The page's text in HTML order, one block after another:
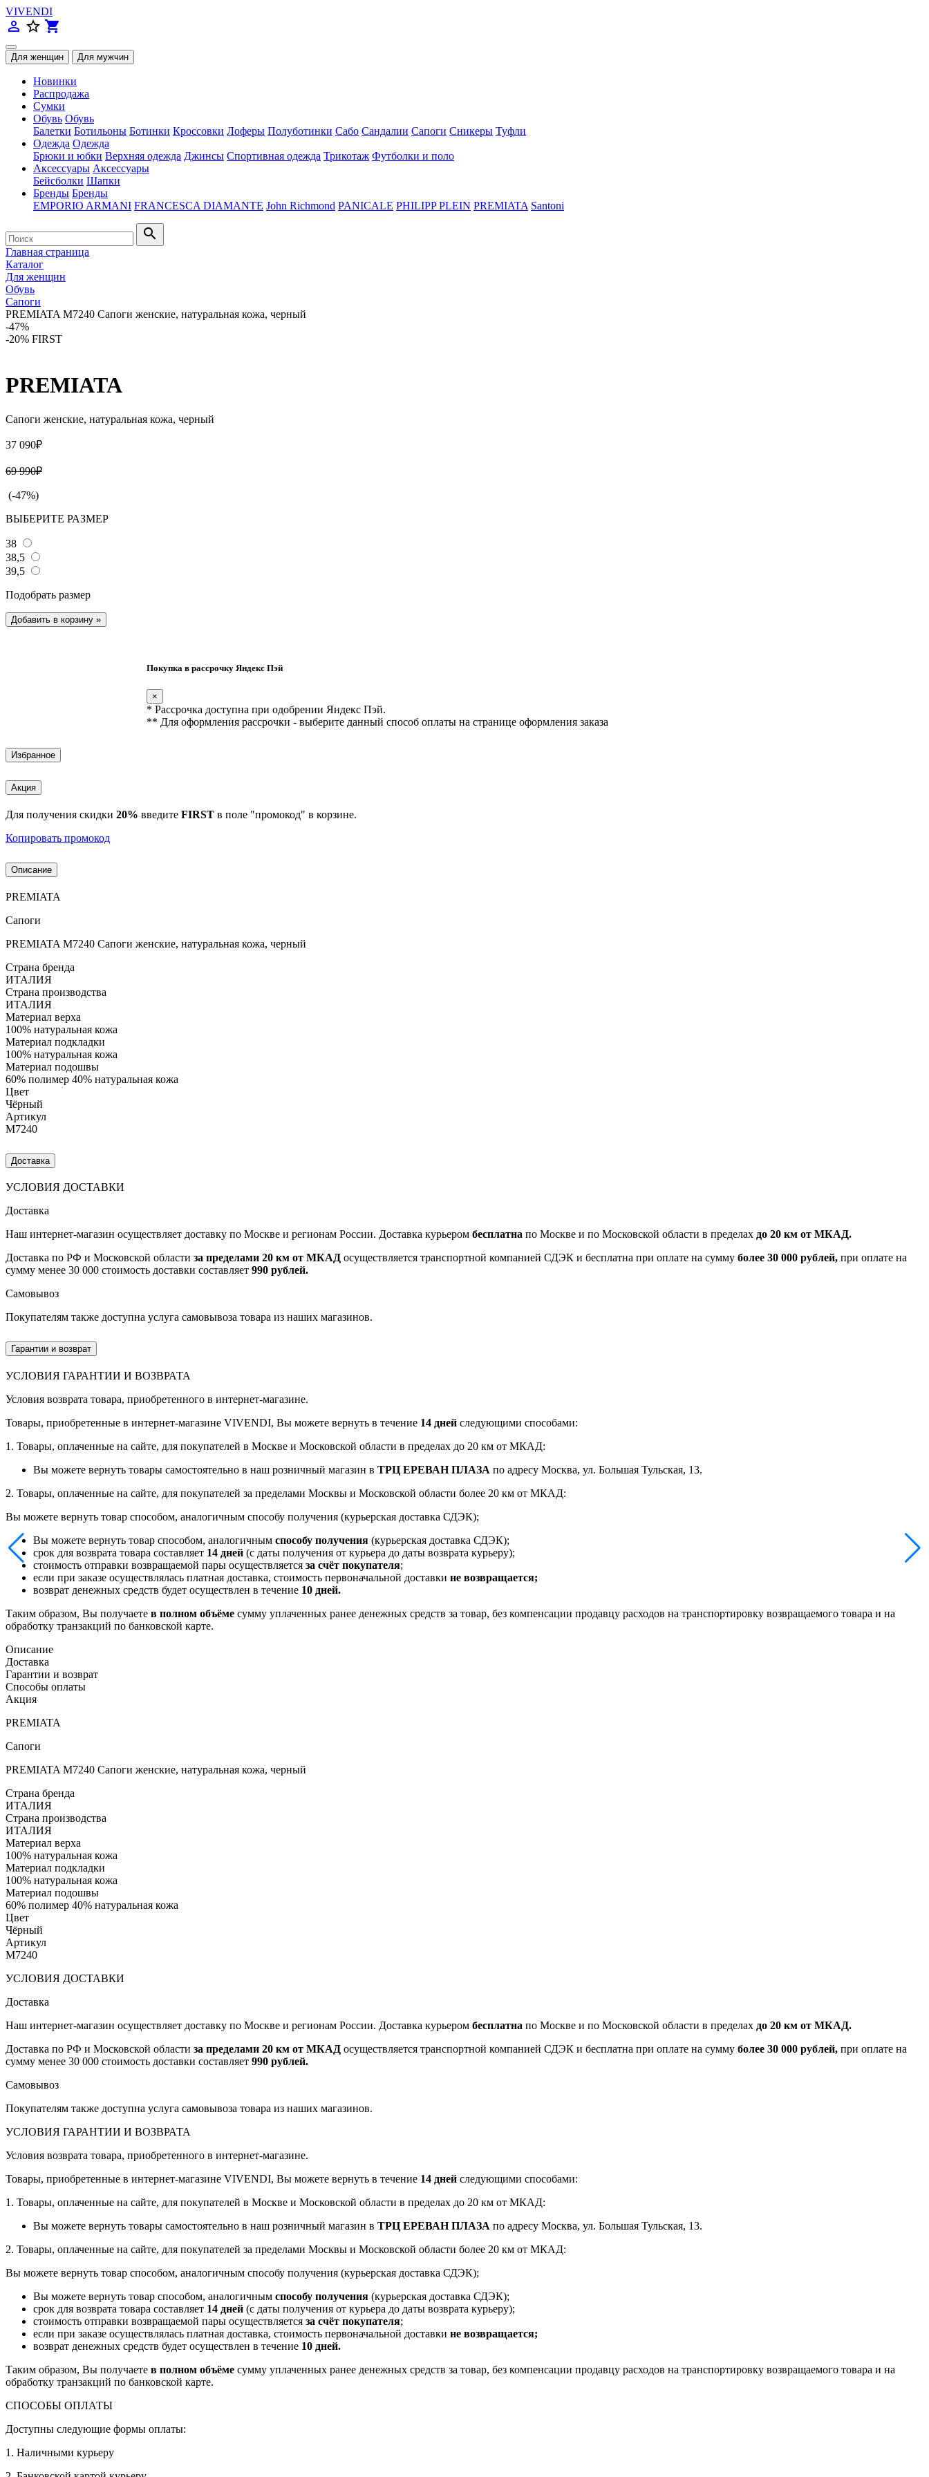
VIVENDI
person_outline star_border shopping_cart
Новинки
Распродажа
Сумки
Обувь Обувь
Балетки Ботильоны Ботинки Кроссовки Лоферы Полуботинки Сабо Сандалии Сапоги Сникеры Туфли
Одежда Одежда
Брюки и юбки Верхняя одежда Джинсы Спортивная одежда Трикотаж Футболки и поло
Аксессуары Аксессуары
Бейсболки Шапки
Бренды Бренды
EMPORIO ARMANI FRANCESCA DIAMANTE John Richmond PANICALE PHILIPP PLEIN PREMIATA Santoni
search
Главная страница
Каталог
Для женщин
Обувь
Сапоги
PREMIATA M7240 Сапоги женские, натуральная кожа, черный
-47%
-20% FIRST
PREMIATA
Сапоги женские, натуральная кожа, черный
37 090₽
69 990₽
(-47%)
ВЫБЕРИТЕ РАЗМЕР
38
38,5
39,5
Подобрать размер
Добавить в корзину »
Покупка в рассрочку Яндекс Пэй
×
* Рассрочка доступна при одобрении Яндекс Пэй.
** Для оформления рассрочки - выберите данный способ оплаты на странице оформления заказа
Избранное
Акция
Для получения скидки 20% введите FIRST в поле "промокод" в корзине.
Копировать промокод
Описание
PREMIATA
Сапоги
PREMIATA M7240 Сапоги женские, натуральная кожа, черный
Страна бренда
ИТАЛИЯ
Страна производства
ИТАЛИЯ
Материал верха
100% натуральная кожа
Материал подкладки
100% натуральная кожа
Материал подошвы
60% полимер 40% натуральная кожа
Цвет
Чёрный
Артикул
M7240
Доставка
УСЛОВИЯ ДОСТАВКИ
Доставка
Наш интернет-магазин осуществляет доставку по Москве и регионам России. Доставка курьером бесплатна по Москве и по Московской области в пределах до 20 км от МКАД.
Доставка по РФ и Московской области за пределами 20 км от МКАД осуществляется транспортной компанией СДЭК и бесплатна при оплате на сумму более 30 000 рублей, при оплате на
сумму менее 30 000 стоимость доставки составляет 990 рублей.
Самовывоз
Покупателям также доступна услуга самовывоза товара из наших магазинов.
Гарантии и возврат
УСЛОВИЯ ГАРАНТИИ И ВОЗВРАТА
Условия возврата товара, приобретенного в интернет-магазине.
Товары, приобретенные в интернет-магазине VIVENDI, Вы можете вернуть в течение 14 дней следующими способами:
1. Товары, оплаченные на сайте, для покупателей в Москве и Московской области в пределах до 20 км от МКАД:
Вы можете вернуть товары самостоятельно в наш розничный магазин в ТРЦ ЕРЕВАН ПЛАЗА по адресу Москва, ул. Большая Тульская, 13.
2. Товары, оплаченные на сайте, для покупателей за пределами Москвы и Московской области более 20 км от МКАД:
Вы можете вернуть товар способом, аналогичным способу получения (курьерская доставка СДЭК);
Вы можете вернуть товар способом, аналогичным способу получения (курьерская доставка СДЭК);
срок для возврата товара составляет 14 дней (с даты получения от курьера до даты возврата курьеру);
стоимость отправки возвращаемой пары осуществляется за счёт покупателя;
если при заказе осуществлялась платная доставка, стоимость первоначальной доставки не возвращается;
возврат денежных средств будет осуществлен в течение 10 дней.
Таким образом, Вы получаете в полном объёме сумму уплаченных ранее денежных средств за товар, без компенсации продавцу расходов на транспортировку возвращаемого товара и на
обработку транзакций по банковской карте.
Описание
Доставка
Гарантии и возврат
Способы оплаты
Акция
PREMIATA
Сапоги
PREMIATA M7240 Сапоги женские, натуральная кожа, черный
Страна бренда
ИТАЛИЯ
Страна производства
ИТАЛИЯ
Материал верха
100% натуральная кожа
Материал подкладки
100% натуральная кожа
Материал подошвы
60% полимер 40% натуральная кожа
Цвет
Чёрный
Артикул
M7240
УСЛОВИЯ ДОСТАВКИ
Доставка
Наш интернет-магазин осуществляет доставку по Москве и регионам России. Доставка курьером бесплатна по Москве и по Московской области в пределах до 20 км от МКАД.
Доставка по РФ и Московской области за пределами 20 км от МКАД осуществляется транспортной компанией СДЭК и бесплатна при оплате на сумму более 30 000 рублей, при оплате на
сумму менее 30 000 стоимость доставки составляет 990 рублей.
Самовывоз
Покупателям также доступна услуга самовывоза товара из наших магазинов.
УСЛОВИЯ ГАРАНТИИ И ВОЗВРАТА
Условия возврата товара, приобретенного в интернет-магазине.
Товары, приобретенные в интернет-магазине VIVENDI, Вы можете вернуть в течение 14 дней следующими способами:
1. Товары, оплаченные на сайте, для покупателей в Москве и Московской области в пределах до 20 км от МКАД:
Вы можете вернуть товары самостоятельно в наш розничный магазин в ТРЦ ЕРЕВАН ПЛАЗА по адресу Москва, ул. Большая Тульская, 13.
2. Товары, оплаченные на сайте, для покупателей за пределами Москвы и Московской области более 20 км от МКАД:
Вы можете вернуть товар способом, аналогичным способу получения (курьерская доставка СДЭК);
Вы можете вернуть товар способом, аналогичным способу получения (курьерская доставка СДЭК);
срок для возврата товара составляет 14 дней (с даты получения от курьера до даты возврата курьеру);
стоимость отправки возвращаемой пары осуществляется за счёт покупателя;
если при заказе осуществлялась платная доставка, стоимость первоначальной доставки не возвращается;
возврат денежных средств будет осуществлен в течение 10 дней.
Таким образом, Вы получаете в полном объёме сумму уплаченных ранее денежных средств за товар, без компенсации продавцу расходов на транспортировку возвращаемого товара и на
обработку транзакций по банковской карте.
СПОСОБЫ ОПЛАТЫ
Доступны следующие формы оплаты:
1. Наличными курьеру